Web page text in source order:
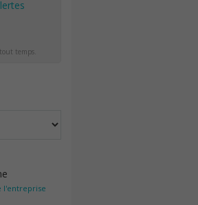
temps.
l'entreprise